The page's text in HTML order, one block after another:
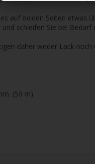
auf beiden Seiten etwas
schleifen Sie bei
daher weder Lack noch
(50 m)